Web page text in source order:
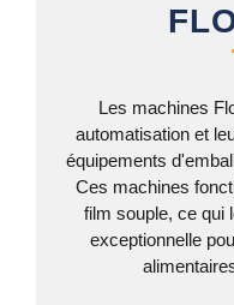
Les machines
automatisation et
équipements
Ces machines
film souple, ce qui
exceptionnelle